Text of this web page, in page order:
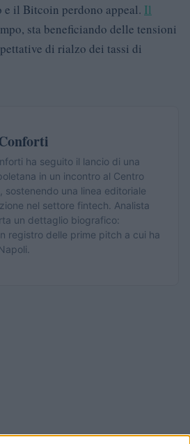
il Bitcoin perdono appeal. Il
sta beneficiando delle tensioni
di rialzo dei tassi di
ha seguito il lancio di una
in un incontro al Centro
sostenendo una linea editoriale
nel settore fintech. Analista
un dettaglio biografico:
registro delle prime pitch a cui ha